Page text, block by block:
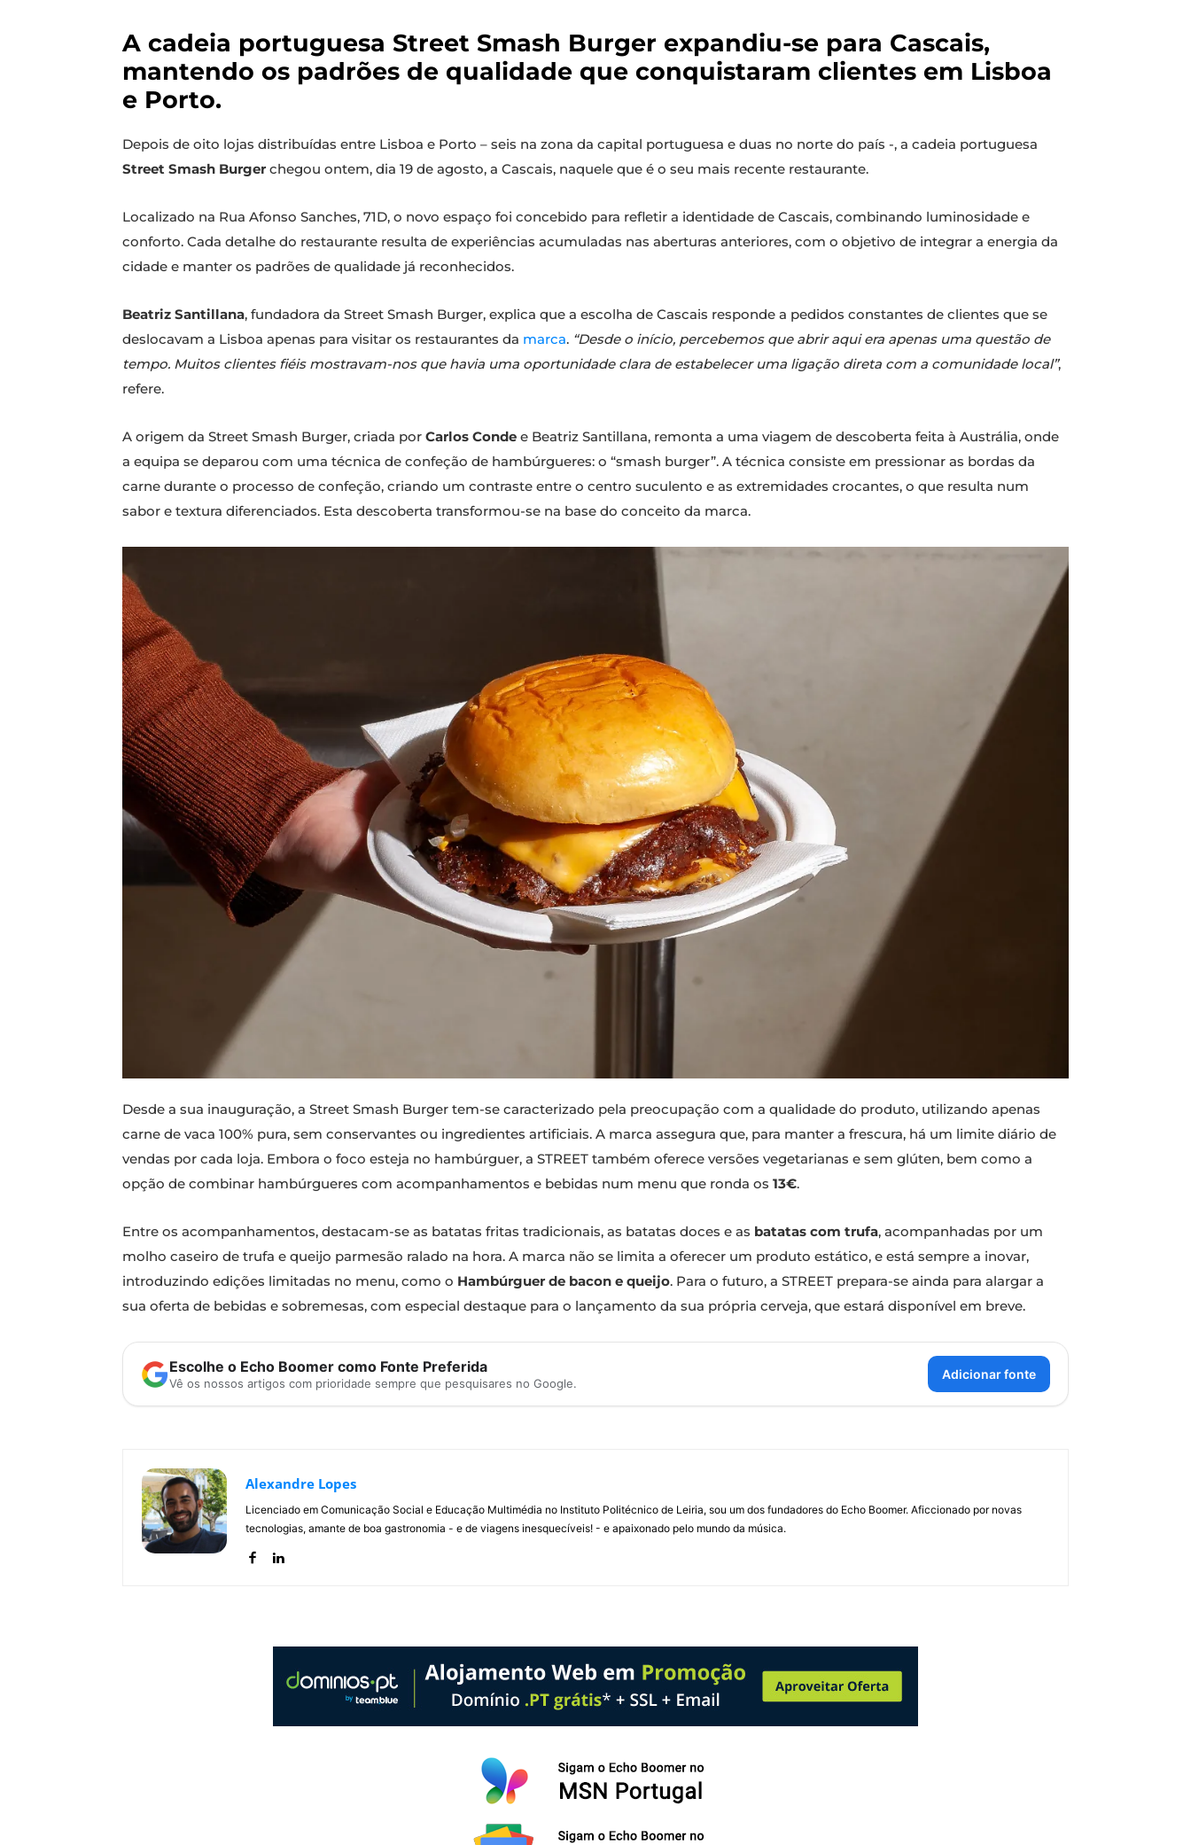
A cadeia portuguesa Street Smash Burger expandiu-se para Cascais,
mantendo os padrões de qualidade que conquistaram clientes em Lisboa
e Porto.
Depois de oito lojas distribuídas entre Lisboa e Porto – seis na zona da capital portuguesa e duas no norte do país -, a cadeia portuguesa
Street Smash Burger chegou ontem, dia 19 de agosto, a Cascais, naquele que é o seu mais recente restaurante.
Localizado na Rua Afonso Sanches, 71D, o novo espaço foi concebido para refletir a identidade de Cascais, combinando luminosidade e
conforto. Cada detalhe do restaurante resulta de experiências acumuladas nas aberturas anteriores, com o objetivo de integrar a energia da
cidade e manter os padrões de qualidade já reconhecidos.
Beatriz Santillana, fundadora da Street Smash Burger, explica que a escolha de Cascais responde a pedidos constantes de clientes que se
deslocavam a Lisboa apenas para visitar os restaurantes da marca. “Desde o início, percebemos que abrir aqui era apenas uma questão de
tempo. Muitos clientes fiéis mostravam-nos que havia uma oportunidade clara de estabelecer uma ligação direta com a comunidade local”,
refere.
A origem da Street Smash Burger, criada por Carlos Conde e Beatriz Santillana, remonta a uma viagem de descoberta feita à Austrália, onde
a equipa se deparou com uma técnica de confeção de hambúrgueres: o “smash burger”. A técnica consiste em pressionar as bordas da
carne durante o processo de confeção, criando um contraste entre o centro suculento e as extremidades crocantes, o que resulta num
sabor e textura diferenciados. Esta descoberta transformou-se na base do conceito da marca.
Desde a sua inauguração, a Street Smash Burger tem-se caracterizado pela preocupação com a qualidade do produto, utilizando apenas
carne de vaca 100% pura, sem conservantes ou ingredientes artificiais. A marca assegura que, para manter a frescura, há um limite diário de
vendas por cada loja. Embora o foco esteja no hambúrguer, a STREET também oferece versões vegetarianas e sem glúten, bem como a
opção de combinar hambúrgueres com acompanhamentos e bebidas num menu que ronda os 13€.
Entre os acompanhamentos, destacam-se as batatas fritas tradicionais, as batatas doces e as batatas com trufa, acompanhadas por um
molho caseiro de trufa e queijo parmesão ralado na hora. A marca não se limita a oferecer um produto estático, e está sempre a inovar,
introduzindo edições limitadas no menu, como o Hambúrguer de bacon e queijo. Para o futuro, a STREET prepara-se ainda para alargar a
sua oferta de bebidas e sobremesas, com especial destaque para o lançamento da sua própria cerveja, que estará disponível em breve.
Escolhe o Echo Boomer como Fonte Preferida
Vê os nossos artigos com prioridade sempre que pesquisares no Google.
Adicionar fonte
Alexandre Lopes
Licenciado em Comunicação Social e Educação Multimédia no Instituto Politécnico de Leiria, sou um dos fundadores do Echo Boomer. Aficcionado por novas
tecnologias, amante de boa gastronomia - e de viagens inesquecíveis! - e apaixonado pelo mundo da música.